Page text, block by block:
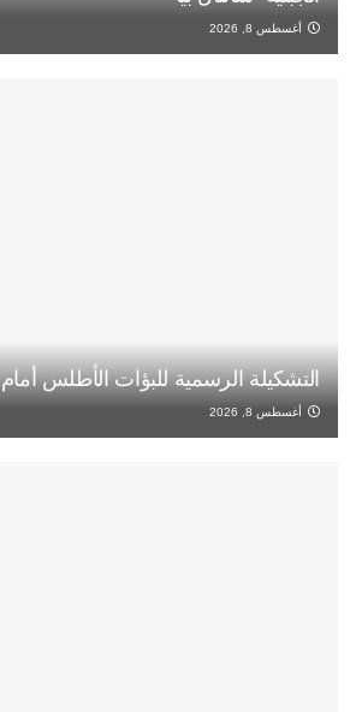
أغسطس 8, 2026
التشكيلة الرسمية للبؤات الأطلس
أغسطس 8, 2026